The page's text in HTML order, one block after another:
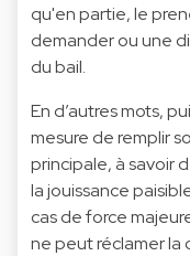
qu'en partie, le
demander ou une
du bail.
En d’autres mots,
mesure de remplir
principale, à savoir
la jouissance
cas de force
ne peut réclamer la